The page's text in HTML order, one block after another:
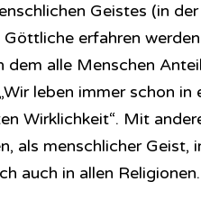
Geistes (in
erfahren
dem alle Menschen
leben immer schon
Wirklichkeit“. Mit
als menschlicher Geist,
auch in allen Religionen.